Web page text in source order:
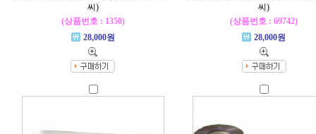
씨)
(상품번호 : 1350)
28,000원
씨)
(상품번호 : 69742)
28,000원